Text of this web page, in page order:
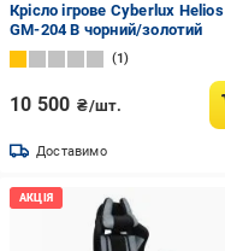
Крісло ігрове Cyberlux Helios
GM-204 B чорний/золотий
1
10 500 ₴/шт.
Доставимо